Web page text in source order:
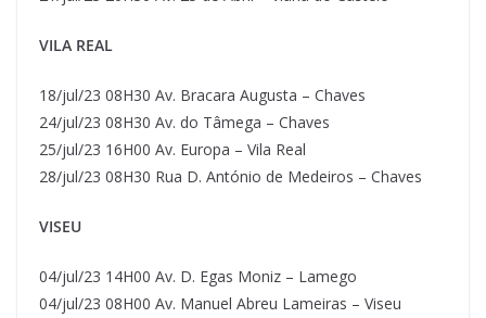
VILA REAL
18/jul/23 08H30 Av. Bracara Augusta – Chaves
24/jul/23 08H30 Av. do Tâmega – Chaves
25/jul/23 16H00 Av. Europa – Vila Real
28/jul/23 08H30 Rua D. António de Medeiros – Chaves
VISEU
04/jul/23 14H00 Av. D. Egas Moniz – Lamego
04/jul/23 08H00 Av. Manuel Abreu Lameiras – Viseu